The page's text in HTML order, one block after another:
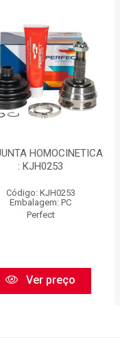
HOMOCINETICA
: KJH0253
Código: KJH0253
Embalagem: PC
Perfect
Ver preço